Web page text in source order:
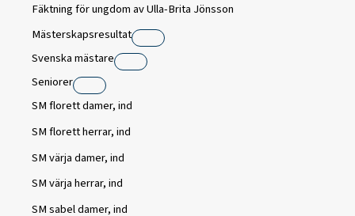
Fäktning för ungdom av Ulla-Brita Jönsson
Mästerskapsresultat
Svenska mästare
Seniorer
SM florett damer, ind
SM florett herrar, ind
SM värja damer, ind
SM värja herrar, ind
SM sabel damer, ind